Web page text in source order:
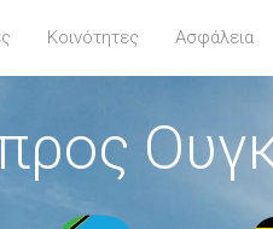
Κοινότητες Ασφάλεια